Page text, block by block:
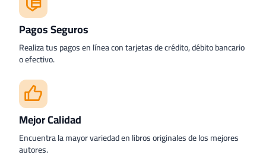
Pagos Seguros
Realiza tus pagos en línea con tarjetas de crédito, débito bancario
o efectivo.
Mejor Calidad
Encuentra la mayor variedad en libros originales de los mejores
autores.